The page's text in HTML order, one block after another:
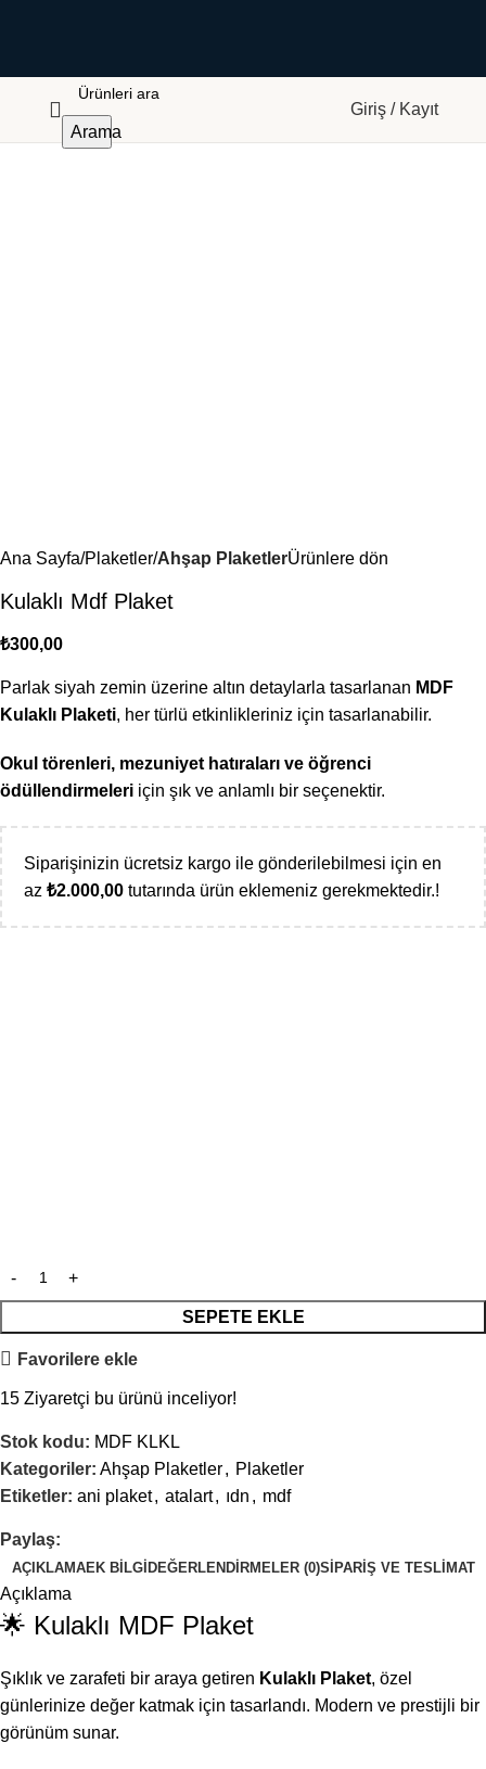
Arama
Giriş / Kayıt
Ana Sayfa Plaketler Ahşap PlaketlerÜrünlere dön
Kulaklı Mdf Plaket
₺300,00
Parlak siyah zemin üzerine altın detaylarla tasarlanan MDF
Kulaklı Plaketi, her türlü etkinlikleriniz için tasarlanabilir.
Okul törenleri, mezuniyet hatıraları ve öğrenci
ödüllendirmeleri için şık ve anlamlı bir seçenektir.
Siparişinizin ücretsiz kargo ile gönderilebilmesi için en
az ₺2.000,00 tutarında ürün eklemeniz gerekmektedir.!
SEPETE EKLE
Favorilere ekle
15 Ziyaretçi bu ürünü inceliyor!
Stok kodu: MDF KLKL
Kategoriler: Ahşap Plaketler, Plaketler
Etiketler: ani plaket, atalart, ıdn , mdf
Paylaş:
AÇIKLAMAEK BILGI DEĞERLENDIRMELER (0)SIPARIŞ VE TESLIMAT
Açıklama
🌟 Kulaklı MDF Plaket
Şıklık ve zarafeti bir araya getiren Kulaklı Plaket, özel
günlerinize değer katmak için tasarlandı. Modern ve prestijli bir
görünüm sunar.